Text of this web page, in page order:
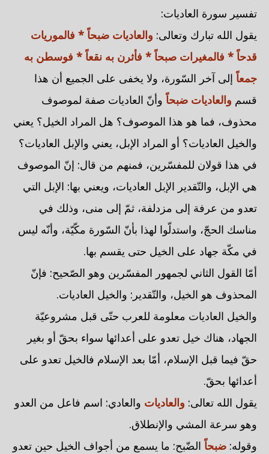
تفسير سورة العاديات:
يقول الله تبارك وتعالى: والعاديات ضبحاً * فالموريات
قدحاً * فالمغيرات صبحاً * فأثرن به نقعاً * فوسطن به
جمعاً إلى آخر السّورة، ولا يخفى على الجميع أن هذا
قسم والعاديات ضبحاً وأنّ العاديات صفة لموصوف
محذوف، فما هو هذا الموصوف؟ هل المراد الخيل؟ يعني
والخيل العاديات؟ أو المراد الإبل، يعني والإبل العاديات؟
في هذا قولان للمفسّرين، فمنهم من قال: إنّ الموصوف
هي الإبل، والتّقدير الإبل العاديات، ويعني بها: الإبل التي
تعدو من عرفة إلى مزدلفة، ثمّ إلى منى، وذلك في
مناسك الحجّ، واستدلّوا لهذا بأنّ السّورة مكّيّة، وأنّه ليس
في مكّة جهاد على الخيل حتى يقسم بها.
أمّا القول الثاني لجمهور المفسّرين وهو الصّحيح: فإنّ
المحذوف هو الخيل، والتّقدير: والخيل العاديات.
والخيل العاديات معلومة للعرب حتّى قبل مشروعيّة
الجهاد، هناك خيل تعدو على أعدائها سواء بحقّ أو بغير
حقّ فيما قبل الإسلام، أمّا بعد الإسلام فالخيل تعدو على
أعدائها بحقّ.
يقول الله تعالى: والعاديات والعادي: اسم فاعل من العدو
وهو سرعة المشي والإنطلاق.
وقوله: ضبحاً الضّبح: ما يسمع من أجواف الخيل حين تعدو